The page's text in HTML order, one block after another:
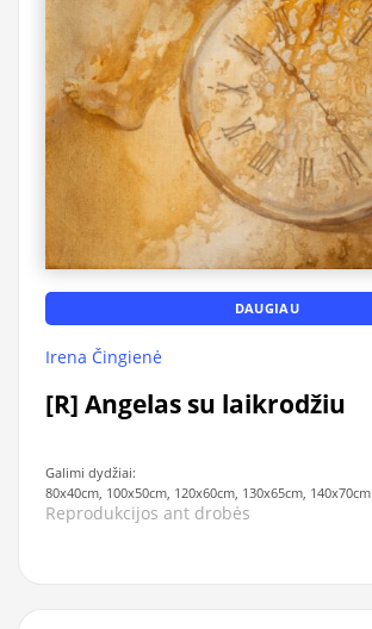
DAUGIAU
Irena Čingienė
[R] Angelas su laikrodžiu
Galimi dydžiai:
80x40cm, 100x50cm, 120x60cm, 130x65cm, 140x70cm
Reprodukcijos ant drobės